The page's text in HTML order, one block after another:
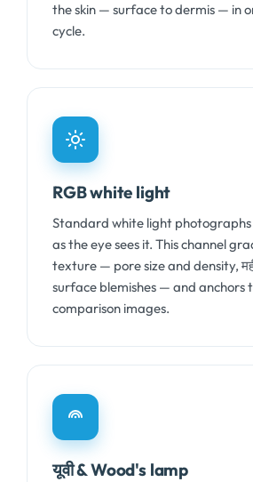
the skin — surface to dermis — in
cycle.
RGB white light
Standard white light
as the eye sees it. This channel
texture — pore size and density,
surface blemishes — and
comparison images.
यूवी &Wood's lamp